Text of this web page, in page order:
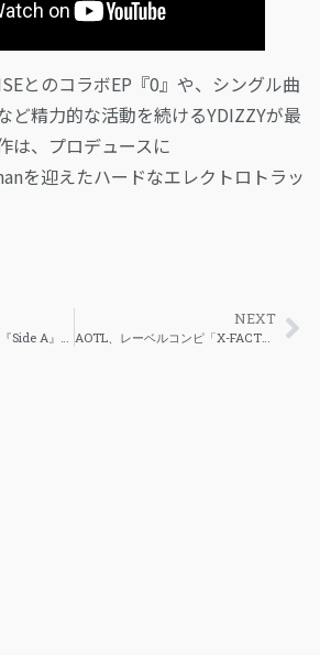
とのコラボEP『0』や、シングル曲
ど精力的な活動を続けるYDIZZYが最
は、プロデュースに
を迎えたハードなエレクトロトラッ
NGONG、ミニアルバム『Side A』をリリース
NEXT
AOTL、レーベルコンピ「X-FACTOR 3」を配信